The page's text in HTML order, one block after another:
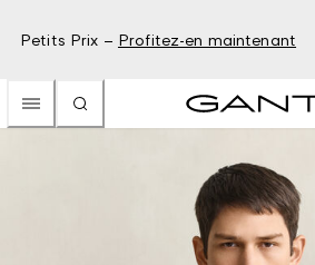
Petits Prix – Profitez-en maintenant